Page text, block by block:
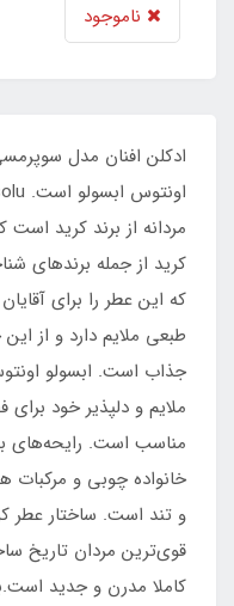
ناموجود
ادکلن افنان مدل
کرید از جمله برندهای
که این عطر را برای
طبعی ملایم دارد و از
جذاب است. ابسولو
ملایم و دلپذیر خود
مناسب است. رایحه‌های
خانواده چوبی و
و تند است. ساختار عطر
قوی‌ترین مردان تاریخ
کاملا مدرن و جدید